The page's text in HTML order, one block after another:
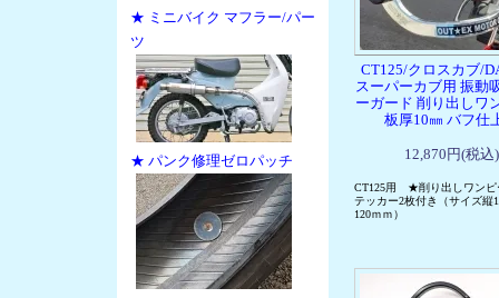
★ ミニバイク マフラー/パー
ツ
★ パンク修理ゼロパッチ
CT125/クロスカブ/
スーパーカブ用 振動
ーガード 削り出しワ
板厚10㎜ バフ仕
12,870円(税込)
CT125用 ★削り出しワンピ
テッカー2枚付き（サイズ縦
120ｍｍ）